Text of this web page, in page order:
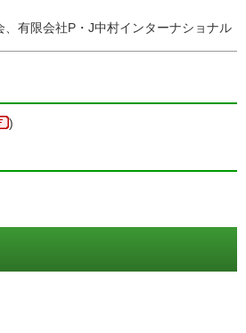
有限会社P・J中村インターナショナル
)